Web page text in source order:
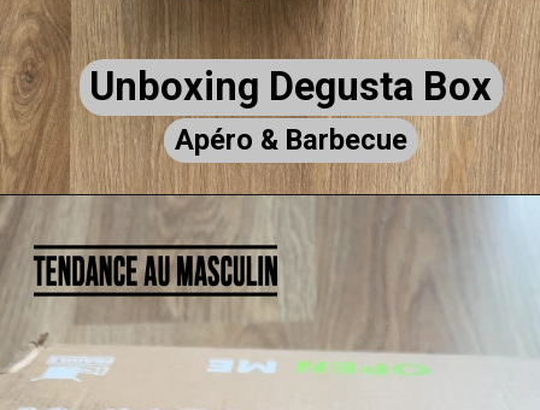
Unboxing Degusta Box
Unboxing Degusta Box
Apéro & Barbecue
Apéro & Barbecue